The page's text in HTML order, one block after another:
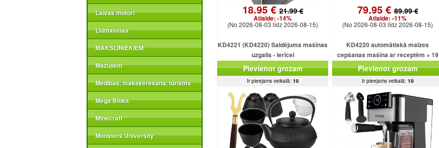
Laivas motori
Lidmašīnas
MĀKSLINIEKIEM
Mazuļiem
Medības, makšķerēšana, tūrisms
Mega Bloks
Minecraft
Monsters University
18.95 €21.99 €
Atlaide: -14%
(No 2026-08-03 līdz 2026-08-15)
KD4221 (KD4220) Saldējuma mašīnas
uzgalis - ierīcei
Pievienot grozam
Ir pieejams veikalā: 10
79.95 €89.99 €
Atlaide: -11%
(No 2026-08-03 līdz 2026-08-15)
KD4220 automātiskā maizes
cepšanas mašīna ar receptēm + 19
programmām + saldējumu
Pievienot grozam
Ir pieejams veikalā: 10